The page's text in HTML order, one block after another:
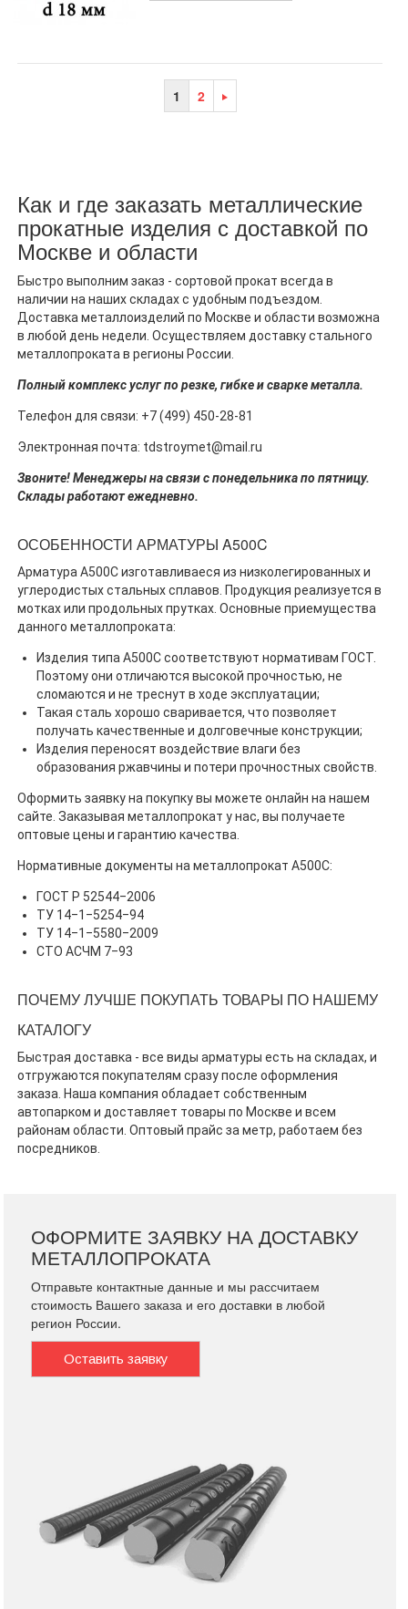
1 2
Как и где заказать металлические
прокатные изделия с доставкой по
Москве и области
Быстро выполним заказ - сортовой прокат всегда в
наличии на наших складах с удобным подъездом.
Доставка металлоизделий по Москве и области возможна
в любой день недели. Осуществляем доставку стального
металлопроката в регионы России.
Полный комплекс услуг по резке, гибке и сварке металла.
Телефон для связи: +7 (499) 450-28-81
Электронная почта: tdstroymet@mail.ru
Звоните! Менеджеры на связи с понедельника по пятницу.
Склады работают ежедневно.
ОСОБЕННОСТИ АРМАТУРЫ A500C
Арматура А500С изготавливаеся из низколегированных и
углеродистых стальных сплавов. Продукция реализуется в
мотках или продольных прутках. Основные приемущества
данного металлопроката:
Изделия типа А500С соответствуют нормативам ГОСТ.
Поэтому они отличаются высокой прочностью, не
сломаются и не треснут в ходе эксплуатации;
Такая сталь хорошо сваривается, что позволяет
получать качественные и долговечные конструкции;
Изделия переносят воздействие влаги без
образования ржавчины и потери прочностных свойств.
Оформить заявку на покупку вы можете онлайн на нашем
сайте. Заказывая металлопрокат у нас, вы получаете
оптовые цены и гарантию качества.
Нормативные документы на металлопрокат А500С:
ГОСТ Р 52544‒2006
ТУ 14‒1‒5254‒94
ТУ 14‒1‒5580‒2009
СТО АСЧМ 7‒93
ПОЧЕМУ ЛУЧШЕ ПОКУПАТЬ ТОВАРЫ ПО НАШЕМУ
КАТАЛОГУ
Быстрая доставка - все виды арматуры есть на складах, и
отгружаются покупателям сразу после оформления
заказа. Наша компания обладает собственным
автопарком и доставляет товары по Москве и всем
районам области. Оптовый прайс за метр, работаем без
посредников.
ОФОРМИТЕ ЗАЯВКУ НА ДОСТАВКУ
МЕТАЛЛОПРОКАТА
Отправьте контактные данные и мы рассчитаем
стоимость Вашего заказа и его доставки в любой
регион России.
Оставить заявку